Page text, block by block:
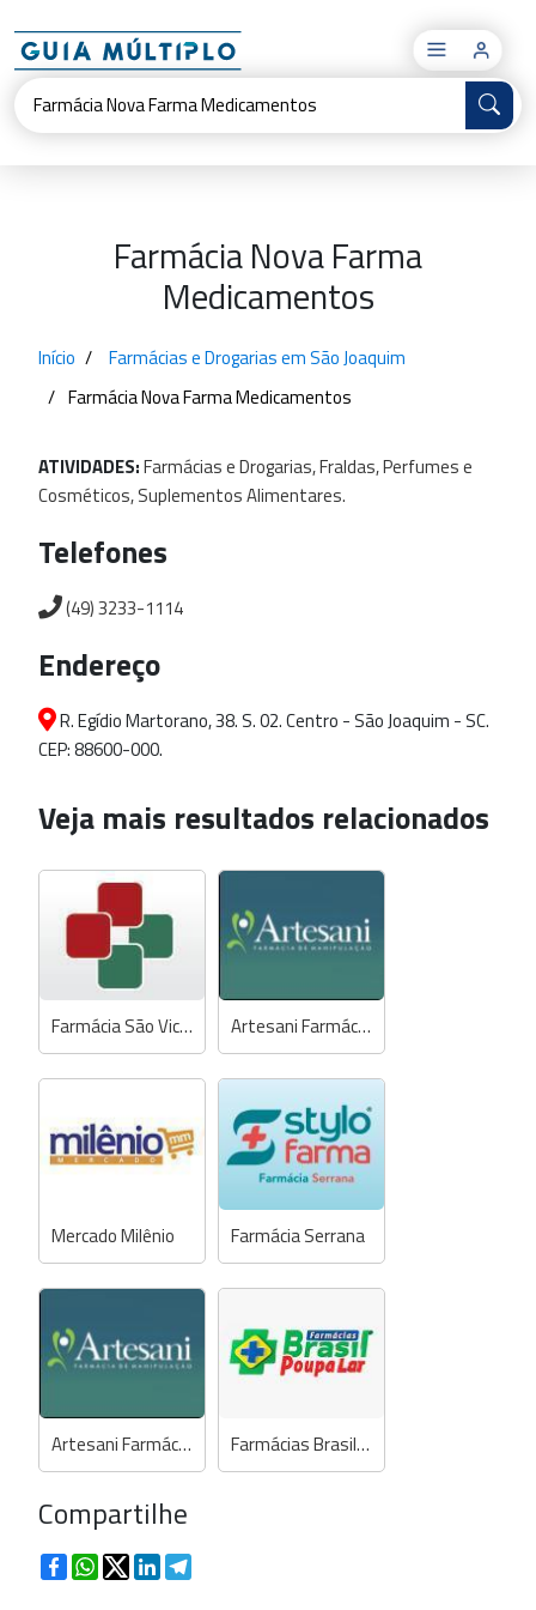
×
Farmácia Nova Farma
Medicamentos
Início
Farmácias e Drogarias em São Joaquim
Farmácia Nova Farma Medicamentos
ATIVIDADES:FarmáciaseDrogarias,Fraldas,Perfumese
Cosméticos,SuplementosAlimentares.
Telefones
(49) 3233-1114
Endereço
R. Egídio Martorano, 38. S. 02. Centro - São Joaquim - SC.
CEP: 88600-000.
Veja mais resultados relacionados
Farmácia São Vicente Artesani Farmácia de Manipulação
Mercado Milênio Farmácia Serrana
Artesani Farmácia de Manipulação Farmácias Brasil Poupa Lar
Compartilhe
FacebookWhatsApp
TwitterLinkedIn